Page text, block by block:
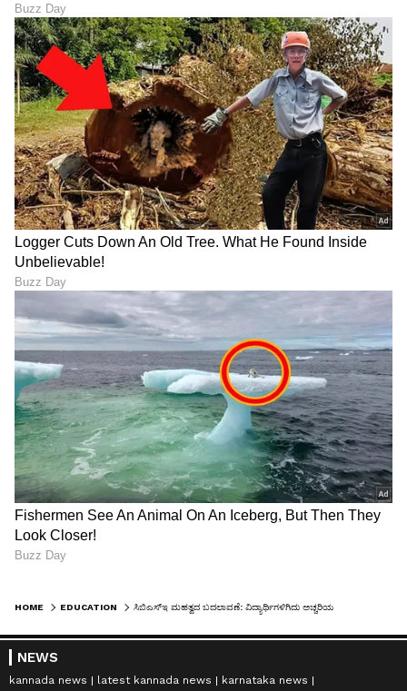
HOME EDUCATION
NEWS
kannada news latest kannada news
karnataka news